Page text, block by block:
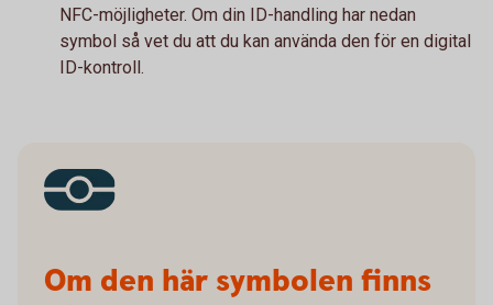
NFC-möjligheter. Om din ID-handling har nedan
symbol så vet du att du kan använda den för en digital
ID-kontroll.
Om den här symbolen finns